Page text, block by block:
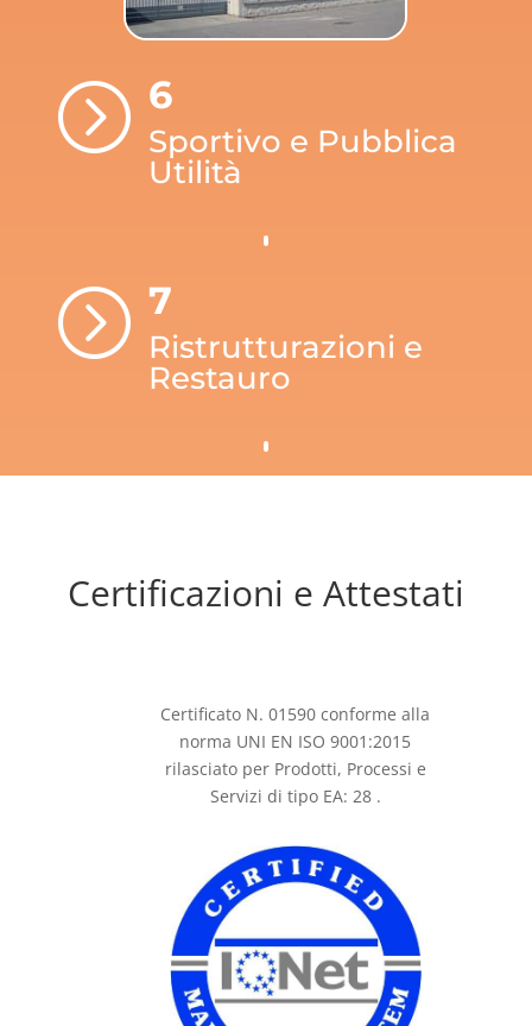
= 6
Sportivo e Pubblica
Utilità
= 7
Ristrutturazioni e
Restauro
Certificazioni e Attestati
Certificato N. 01590 conforme alla
norma UNI EN ISO 9001:2015
rilasciato per Prodotti, Processi e
Servizi di tipo EA: 28 .